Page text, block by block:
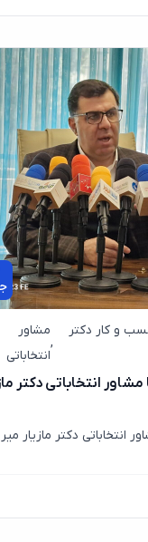
و کار دکتر
,
مشاور
انتخاباتی
مجلس در ۱۴۰۲ با مشاور انتخاباتی دکتر
مجلس در ۱۴۰۲ با مشاور انتخاباتی دکتر مازیار میر